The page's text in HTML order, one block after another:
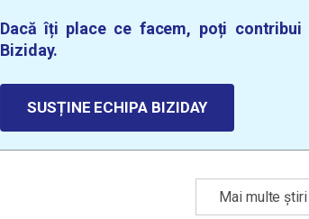
Dacă îți place ce facem, poți contribui
Biziday.
SUSȚINE ECHIPA BIZIDAY
Mai multe știri